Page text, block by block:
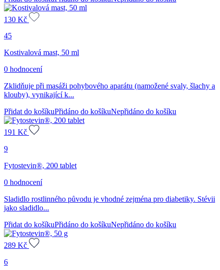
130 Kč
45
Kostivalová mast, 50 ml
0 hodnocení
Zklidňuje při masáži pohybového aparátu (namožené svaly, šlachy a
klouby), vynikající k...
Přidat do košíkuPřidáno do košíkuNepřidáno do košíku
191 Kč
9
Fytostevin®, 200 tablet
0 hodnocení
Sladidlo rostlinného původu je vhodné zejména pro diabetiky. Stévii
jako sladidlo...
Přidat do košíkuPřidáno do košíkuNepřidáno do košíku
289 Kč
6